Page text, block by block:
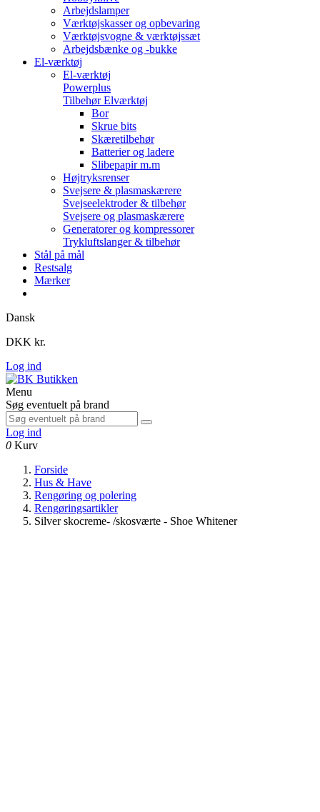
Arbejdslamper
Værktøjskasser og opbevaring
Værktøjsvogne & værktøjssæt
Arbejdsbænke og -bukke
El-værktøj
El-værktøj
Powerplus
Tilbehør Elværktøj
Bor
Skrue bits
Skæretilbehør
Batterier og ladere
Slibepapir m.m
Højtryksrenser
Svejsere & plasmaskærere
Svejseelektroder & tilbehør
Svejsere og plasmaskærere
Generatorer og kompressorer
Trykluftslanger & tilbehør
Stål på mål
Restsalg
Mærker
Dansk
DKK kr.
Log ind
Menu
Søg eventuelt på brand
Log ind
0 Kurv
Forside
Hus & Have
Rengøring og polering
Rengøringsartikler
Silver skocreme- /skosværte - Shoe Whitener